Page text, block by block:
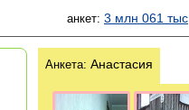
анкет: 3 млн 061 тыс
Анкета: Анастасия